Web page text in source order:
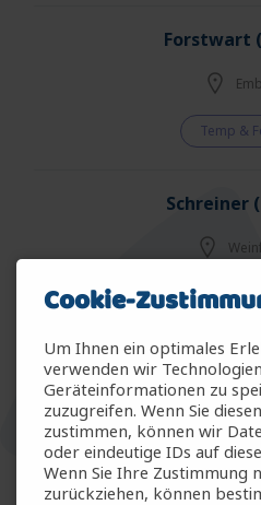
Forstwart
Temp &
Schreiner
Temp &
Forstwart
Temp &
Cookie-
Um Ihnen ein optimales
verwenden wir
Geräteinformationen zu
zuzugreifen. Wenn Sie
zustimmen, können wir
oder eindeutige IDs auf
Wenn Sie Ihre Zustimmung
zurückziehen, können